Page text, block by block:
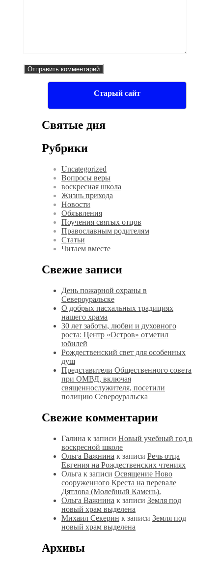
Старый сайт
Святые дня
Рубрики
Uncategorized
Вопросы веры
воскресная школа
Жизнь прихода
Новости
Обяъвления
Поучения святых отцов
Православным родителям
Статьи
Читаем вместе
Свежие записи
День пожарной охраны в
Североуральске
О добрых пасхальных традициях
нашего храма
30 лет заботы, любви и духовного
роста: Центр «Остров» отметил
юбилей
Рождественский свет для особенных
душ
Представители Общественного совета
при ОМВД, включая
священнослужителя, посетили
полицию Североуральска
Свежие комментарии
Галина к записи Новый учебный год в
воскресной школе
Ольга Важнина к записи Речь отца
Евгения на Рождественских чтениях
Ольга к записи Освящение Ново
сооруженного Креста на перевале
Дятлова (Молебный Камень).
Ольга Важнина к записи Земля под
новый храм выделена
Михаил Секерин к записи Земля под
новый храм выделена
Архивы